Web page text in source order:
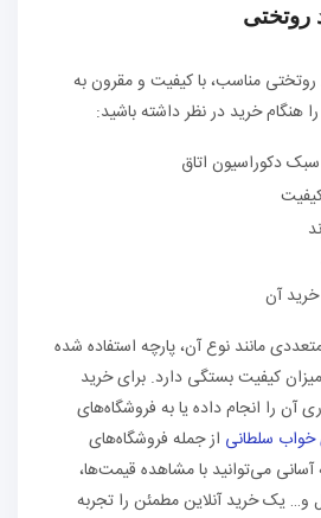
روتختی
مناسب، با کیفیت و مقرون به
هنگام خرید در نظر داشته باشید:
دکوراسیون اتاق
آن
مانند نوع آن، پارچه استفاده شده
کیفیت بستگی دارد. برای خرید
را انجام داده یا به فروشگاه‌های
خواب سلطانی از جمله فروشگاه‌های
آسانی می‌توانید با مشاهده قیمت‌ها،
یک خرید آنلاین مطمئن را تجربه